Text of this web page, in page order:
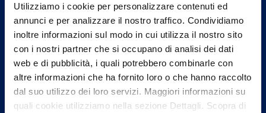
Utilizziamo i cookie per personalizzare contenuti ed
annunci e per analizzare il nostro traffico. Condividiamo
inoltre informazioni sul modo in cui utilizza il nostro sito
con i nostri partner che si occupano di analisi dei dati
web e di pubblicità, i quali potrebbero combinarle con
altre informazioni che ha fornito loro o che hanno raccolto
dal suo utilizzo dei loro servizi. Maggiori informazioni su
quali cookie utilizziamo nella sezione Dettagli. Scopra di
Contattaci